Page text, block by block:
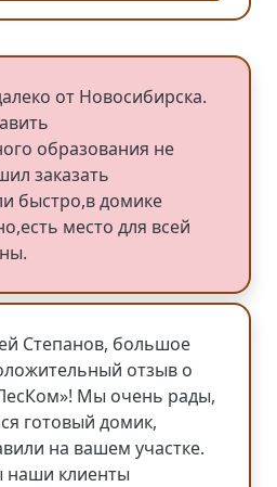
от Новосибирска.
образования не
заказать
быстро,в домике
место для всей
Степанов, большое
отзыв о
Мы очень рады,
готовый домик,
на вашем участке.
клиенты